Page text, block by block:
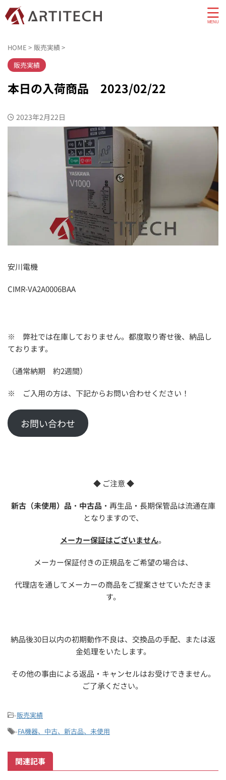
HOME > 販売実績>
販売実績
本日の入荷商品 2023/02/22
2023年2月22日
安川電機
CIMR-VA2A0006BAA
※ 弊社では在庫しておりません。都度取り寄せ後、納品し
ております。
（通常納期 約2週間）
※ ご入用の方は、下記からお問い合わせください！
お問い合わせ
◆ ご注意 ◆
新古（未使用）品 ・ 中古品 ・再生品・長期保管品は流通在庫
となりますので、
メーカー保証はございません。
メーカー保証付きの正規品をご希望の場合は、
代理店を通してメーカーの商品をご提案させていただきま
す。
納品後30日以内の初期動作不良は、交換品の手配、または返
金処理をいたします。
その他の事由による返品・キャンセルはお受けできません。
ご了承ください。
-販売実績
-FA機器、中古、新古品、未使用
関連記事